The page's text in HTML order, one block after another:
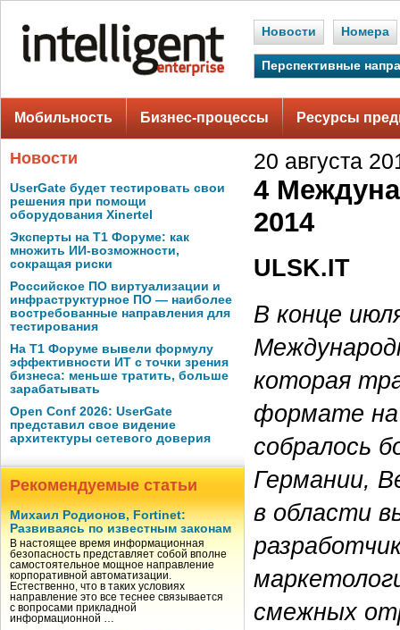
Новости Номера
Перспективные
Мобильность Бизнес-процессы Ресурсы
Новости
UserGate будет тестировать свои
решения при помощи
оборудования Xinertel
Эксперты на Т1 Форуме: как
множить ИИ-возможности,
сокращая риски
Российское ПО виртуализации и
инфраструктурное ПО — наиболее
востребованные направления для
тестирования
На Т1 Форуме вывели формулу
эффективности ИТ с точки зрения
бизнеса: меньше тратить, больше
зарабатывать
Open Conf 2026: UserGate
представил свое видение
архитектуры сетевого доверия
Рекомендуемые статьи
Михаил Родионов, Fortinet:
Развиваясь по известным законам
В настоящее время информационная
безопасность представляет собой вполне
самостоятельное мощное направление
корпоративной автоматизации.
Естественно, что в таких условиях
направление это все теснее связывается
с вопросами прикладной
информационной …
20 августа
4
2014
ULSK.IT
В конце
которая
формате на
собралось
Германии,
в области
смежных